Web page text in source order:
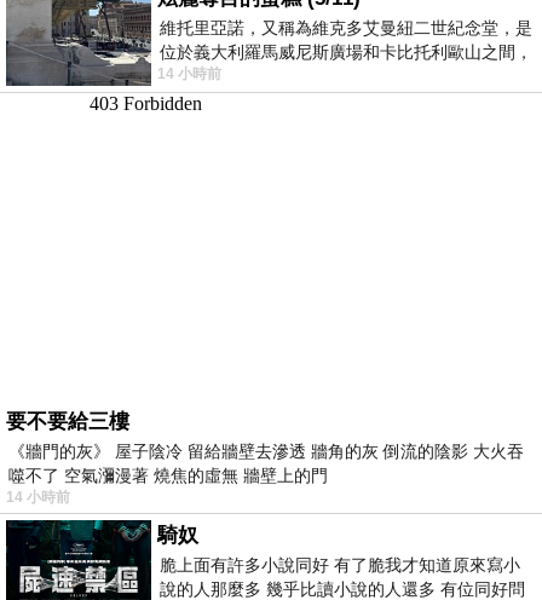
維托里亞諾，又稱為維克多艾曼紐二世紀念堂，是
位於義大利羅馬威尼斯廣場和卡比托利歐山之間，
用以紀念統一義大利統一後的的第一位國
14 小時前
要不要給三樓
《牆門的灰》 屋子陰冷 留給牆壁去滲透 牆角的灰 倒流的陰影 大火吞
噬不了 空氣瀰漫著 燒焦的虛無 牆壁上的門
14 小時前
騎奴
脆上面有許多小說同好 有了脆我才知道原來寫小
說的人那麼多 幾乎比讀小說的人還多 有位同好問